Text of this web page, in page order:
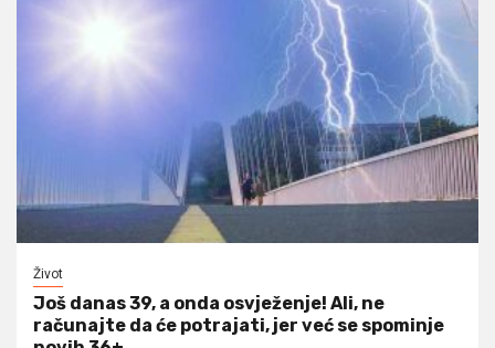
Život
Još danas 39, a onda osvježenje! Ali, ne
računajte da će potrajati, jer već se spominje